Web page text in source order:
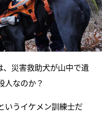
災害救助犬が山中で遺
人なのか？
いうイケメン訓練士だ